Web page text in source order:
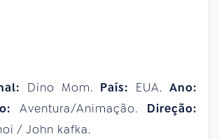
Dino Mom. País: EUA.Ano:
Aventura/Animação. Direção:
/ John kafka.